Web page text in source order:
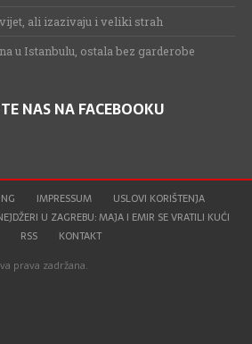
ali izazivaju i veliki strah
u Istanbulu, ostala bez garderobe
NAS NA FACEBOOKU
IMPRESSUM
USLOVI KORIŠTENJA
U ZAGREBU: MAJA I EMIR SE VRATILI KUĆI
RSS
KONTAKT
prava zadržana.